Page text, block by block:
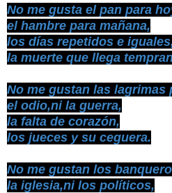
No me gusta el pan para
el hambre para mañana,
los días repetidos e
la muerte que llega
No me gustan las lagrimas
el odio,ni la guerra,
la falta de corazón,
los jueces y su ceguera.
No me gustan los
la iglesia,ni los políticos,